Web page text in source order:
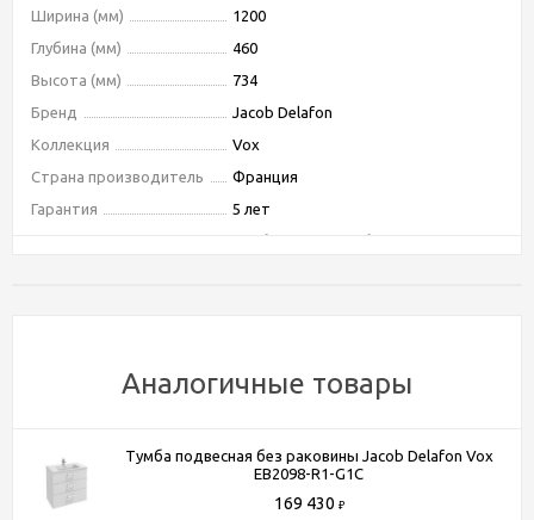
Ширина (мм)
1200
Глубина (мм)
460
Высота (мм)
734
Бренд
Jacob Delafon
Коллекция
Vox
Страна производитель
Франция
Гарантия
5 лет
тумба подвесная без раковины
Система хранения
с ящиками
Оснащение
механизм "плавное закрывание"
Аналогичные товары
Тумба подвесная без раковины Jacob Delafon Vox
EB2098-R1-G1C
169 430 ₽